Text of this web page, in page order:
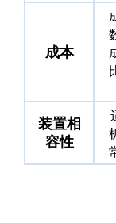
成本
装置相
容性